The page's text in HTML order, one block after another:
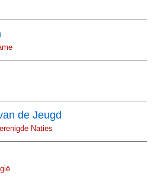
de Jeugd
Naties